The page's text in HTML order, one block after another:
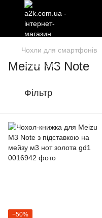
Чохли для смартфонів
Meizu M3 Note
Фільтр
−50%